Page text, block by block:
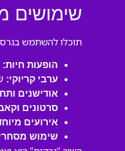
שימושים
תוכלו להשתמש
הופעות חיות:
ערבי קריוקי:
אודישנים
סרטונים
אירועים
שימוש